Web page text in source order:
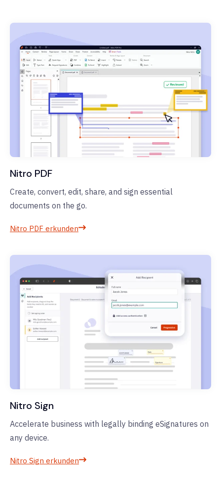
Nitro PDF
Create, convert, edit, share, and sign essential
documents on the go.
Nitro PDF erkunden
Nitro Sign
Accelerate business with legally binding eSignatures on
any device.
Nitro Sign erkunden